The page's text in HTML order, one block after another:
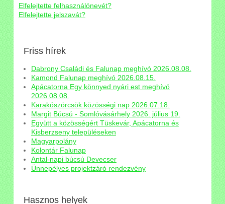
Elfelejtette felhasználónevét?
Elfelejtette jelszavát?
Friss hírek
Dabrony Családi és Falunap meghívó 2026.08.08.
Kamond Falunap meghívó 2026.08.15.
Apácatorna Egy könnyed nyári est meghívó
2026.08.08.
Karakószörcsök közösségi nap 2026.07.18.
Margit Búcsú - Somlóvásárhely 2026. július 19.
Együtt a közösségért Tüskevár, Apácatorna és
Kisberzseny településeken
Magyarpolány
Kolontár Falunap
Antal-napi búcsú Devecser
Ünnepélyes projektzáró rendezvény
Hasznos helyek